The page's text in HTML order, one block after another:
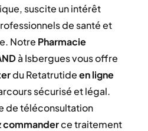
suscite un intérêt
de santé et
Notre Pharmacie
à Isbergues vous offre
du Retatrutideen ligne
sécurisé et légal.
de téléconsultation
commanderce traitement